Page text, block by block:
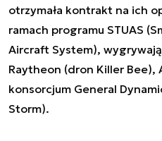
otrzymała kontrakt na ich
ramach programu STUAS
Aircraft System),
Raytheon (dron Killer Bee),
konsorcjum General
Storm).